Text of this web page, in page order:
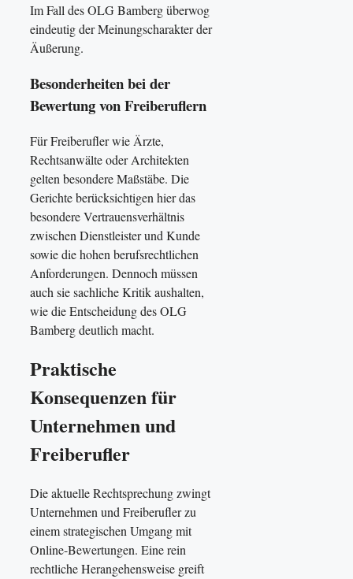
Im Fall des OLG Bamberg überwog
eindeutig der Meinungscharakter der
Äußerung.
Besonderheiten bei der
Bewertung von Freiberuflern
Für Freiberufler wie Ärzte,
Rechtsanwälte oder Architekten
gelten besondere Maßstäbe. Die
Gerichte berücksichtigen hier das
besondere Vertrauensverhältnis
zwischen Dienstleister und Kunde
sowie die hohen berufsrechtlichen
Anforderungen. Dennoch müssen
auch sie sachliche Kritik aushalten,
wie die Entscheidung des OLG
Bamberg deutlich macht.
Praktische
Konsequenzen für
Unternehmen und
Freiberufler
Die aktuelle Rechtsprechung zwingt
Unternehmen und Freiberufler zu
einem strategischen Umgang mit
Online-Bewertungen. Eine rein
rechtliche Herangehensweise greift